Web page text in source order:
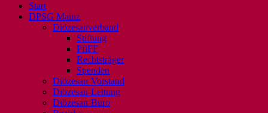
Start
DPSG Mainz
Diözesanverband
Stiftung
PfiFF
Rechtsträger
Spenden
Diözesan-Vorstand
Diözesan-Leitung
Diözesan-Büro